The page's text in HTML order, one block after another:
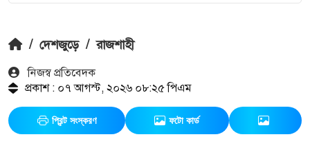
/ দেশজুড়ে / রাজশাহী
নিজস্ব প্রতিবেদক
প্রকাশ : ০৭ আগস্ট, ২০২৬ ০৮:২৫ পিএম
প্রিন্ট সংস্করণ ফটো কার্ড